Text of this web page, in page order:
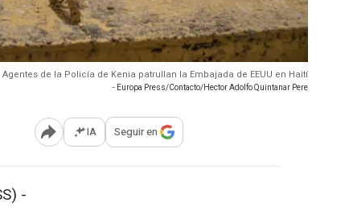
Agentes de la Policía de Kenia patrullan la Embajada de EEUU en Haití
- Europa Press/Contacto/Hector Adolfo Quintanar Pere
Abrir opciones para compartir
IA Seguir en
-